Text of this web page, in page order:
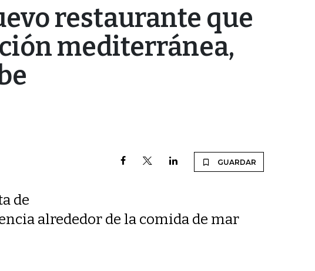
restaurante que
mediterránea,
GUARDAR
de
alrededor de la comida de mar